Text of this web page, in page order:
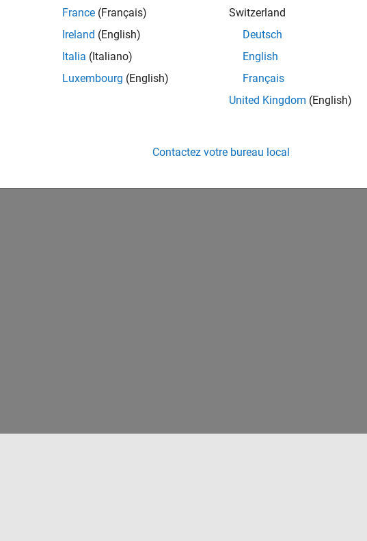
France (Français)
Ireland (English)
Italia (Italiano)
Luxembourg (English)
Switzerland
Deutsch
English
Français
United Kingdom (English)
Contactez votre bureau local